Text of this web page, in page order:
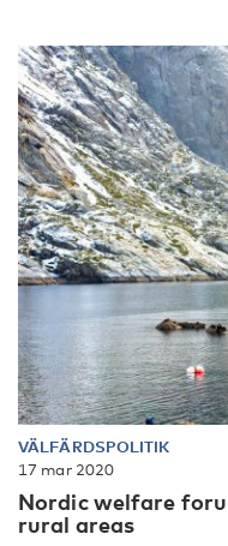
VÄLFÄRDSPOLITIK
17 mar 2020
Nordic welfare
rural areas